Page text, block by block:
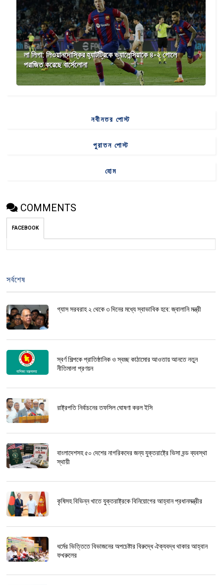
লা লিগা: লিওয়ানদোস্কির হ্যাটট্রিকে ভ্যালেন্সিয়াকে ৪-২ গোলে
পরাজিত করেছে বার্সেলোনা
নবীনতর পোস্ট
পুরাতন পোস্ট
হোম
COMMENTS
FACEBOOK
সর্বশেষ
গ্যাস সরবরাহ ২ থেকে ৩ দিনের মধ্যে স্বাভাবিক হবে: জ্বালানি মন্ত্রী
স্বর্ণ শিল্পকে প্রাতিষ্ঠানিক ও স্বচ্ছ কাঠামোর আওতায় আনতে নতুন
নীতিমালা প্রণয়ন
রাষ্ট্রপতি নির্বাচনের তফসিল ঘোষণা করল ইসি
বাংলাদেশসহ ৫০ দেশের নাগরিকদের জন্য যুক্তরাষ্ট্রে ভিসা বন্ড ব্যবস্থা
স্থায়ী
কৃষিসহ বিভিন্ন খাতে যুক্তরাষ্ট্রকে বিনিয়োগের আহ্বান প্রধানমন্ত্রীর
ধর্মের ভিত্তিতে বিভাজনের অপচেষ্টার বিরুদ্ধে ঐক্যবদ্ধ থাকার আহ্বান
ফখরুলের